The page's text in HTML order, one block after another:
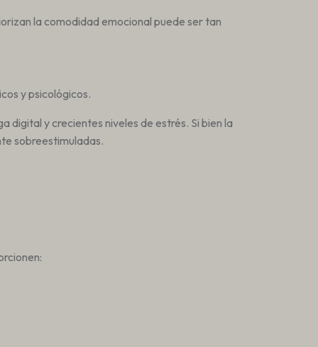
la comodidad emocional puede ser tan
y psicológicos.
digital y crecientes niveles de estrés. Si bien la
sobreestimuladas.